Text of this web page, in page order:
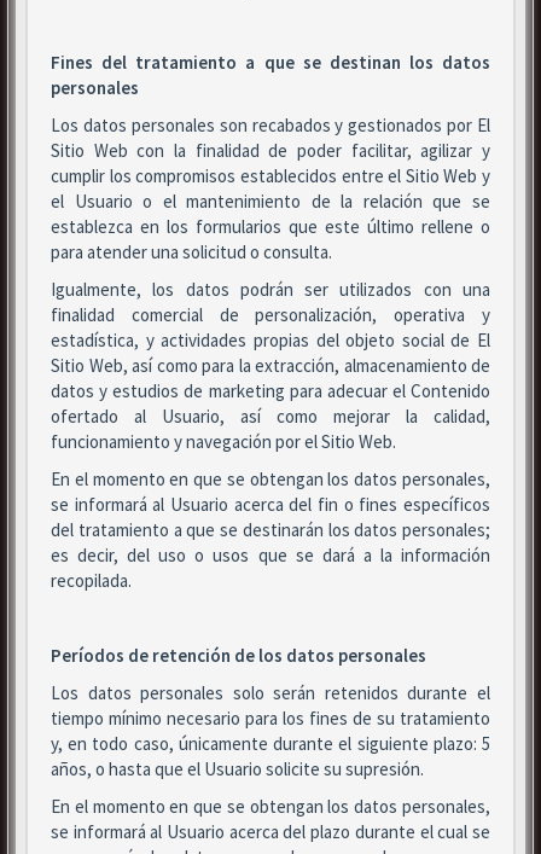
Fines del tratamiento a que se destinan los datos
personales
Los datos personales son recabados y gestionados por El
Sitio Web con la finalidad de poder facilitar, agilizar y
cumplir los compromisos establecidos entre el Sitio Web y
el Usuario o el mantenimiento de la relación que se
establezca en los formularios que este último rellene o
para atender una solicitud o consulta.
Igualmente, los datos podrán ser utilizados con una
finalidad comercial de personalización, operativa y
estadística, y actividades propias del objeto social de El
Sitio Web, así como para la extracción, almacenamiento de
datos y estudios de marketing para adecuar el Contenido
ofertado al Usuario, así como mejorar la calidad,
funcionamiento y navegación por el Sitio Web.
En el momento en que se obtengan los datos personales,
se informará al Usuario acerca del fin o fines específicos
del tratamiento a que se destinarán los datos personales;
es decir, del uso o usos que se dará a la información
recopilada.
Períodos de retención de los datos personales
Los datos personales solo serán retenidos durante el
tiempo mínimo necesario para los fines de su tratamiento
y, en todo caso, únicamente durante el siguiente plazo: 5
años, o hasta que el Usuario solicite su supresión.
En el momento en que se obtengan los datos personales,
se informará al Usuario acerca del plazo durante el cual se